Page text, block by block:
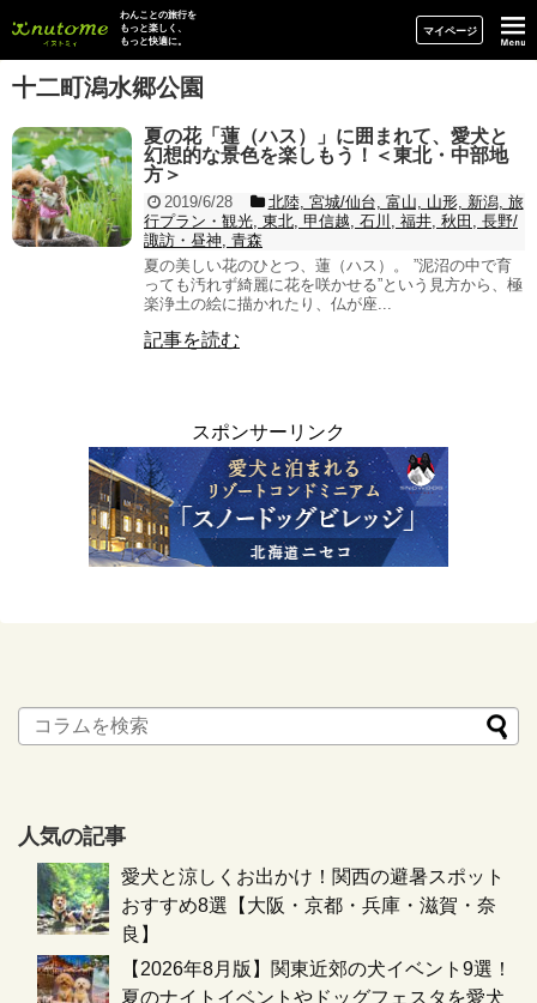
イヌトミィ
わんことの旅行を
もっと楽しく、
もっと快適に。
マイページ
十二町潟水郷公園
夏の花「蓮（ハス）」に囲まれて、愛犬と
幻想的な景色を楽しもう！＜東北・中部地
方＞
2019/6/28
北陸, 宮城/仙台, 富山, 山形, 新潟, 旅
行プラン・観光, 東北, 甲信越, 石川, 福井, 秋田, 長野/
諏訪・昼神, 青森
夏の美しい花のひとつ、蓮（ハス）。 ”泥沼の中で育
っても汚れず綺麗に花を咲かせる”という見方から、極
楽浄土の絵に描かれたり、仏が座...
記事を読む
スポンサーリンク
人気の記事
愛犬と涼しくお出かけ！関西の避暑スポット
おすすめ8選【大阪・京都・兵庫・滋賀・奈
良】
【2026年8月版】関東近郊の犬イベント9選！
夏のナイトイベントやドッグフェスタを愛犬